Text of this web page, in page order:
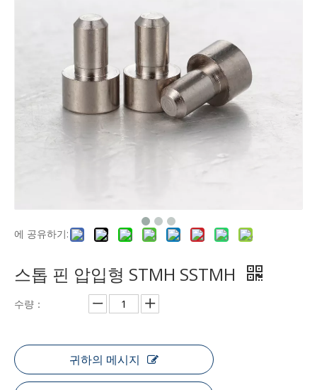
에 공유하기:
스톱 핀 압입형 STMH SSTMH
수량：
귀하의 메시지